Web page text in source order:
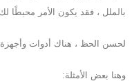
بالملل ، فقد يكون الأمر محبطًا
لحسن الحظ ، هناك أدوات وأجهزة
وهنا بعض الأمثلة: